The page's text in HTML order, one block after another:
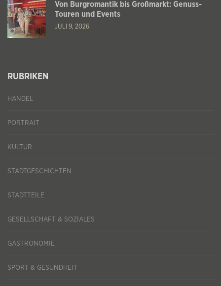
Von Burgromantik bis Großmarkt: Genuss-
Touren und Events
JULI 9, 2026
RUBRIKEN
HANDEL
PORTRAIT
KULTUR
STADTGESCHICHTEN
STADTTEILE
GESELLSCHAFT & SOZIALES
GASTRONOMIE
SPORT & GESUNDHEIT